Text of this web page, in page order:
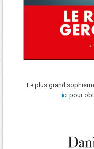
Le plus grand
icipour